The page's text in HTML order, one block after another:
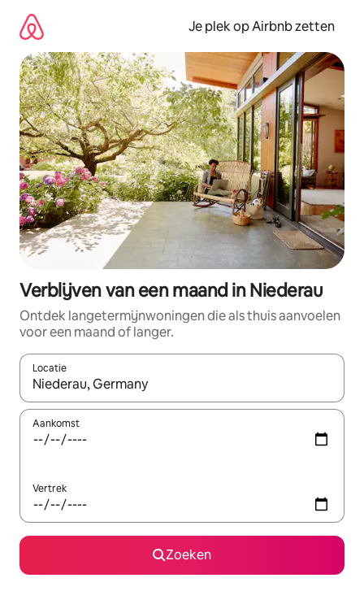
direct
naar
inhoud
Je plek op Airbnb zetten
Verblijven van een maand in Niederau
Ontdek langetermijnwoningen die als thuis aanvoelen
voor een maand of langer.
Locatie
Wanneer er resultaten beschikbaar zijn, maak je een keuze
Aankomst
Vertrek
Zoeken